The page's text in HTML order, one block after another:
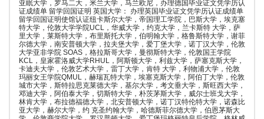
亚眠大学，罗马二大，米兰大学，马兰欧尼，办理德国毕业证文凭学历认
证成绩单 留学回国证明 英国大学： 办理英国毕业证文凭学历认证成绩单
留学回国证明使馆认证纽卡斯尔大学，帝国理工学院，巴斯大学，埃克塞
特大学，伦敦大学学院UCL，华威大学，约克大学，兰卡斯特 大学，萨
里大学，莱斯特大学，布里斯托大学，伯明翰大学，格鲁斯特大学，谢菲
尔德大学，南安普顿大学，拉夫堡大学，爱丁堡大学，诺丁汉大学，伦敦
大学亚非学院 SOAS，格拉斯哥大学，曼彻斯特大学，伦敦国王学院
KCL，皇家霍洛威大学RHUL，阿斯顿大学，利兹大学，萨塞克斯大学，
卡迪夫大学，伦敦艺术大学，雷丁大学，肯特 大学，利物浦大学，伦敦
玛丽女王学院QMUL，赫瑞瓦特大学，埃塞克斯大学，阿伯丁大学，伦敦
城市大学，斯特拉思克莱德大学，基尔大学，考文垂大学，斯旺西大学，
邓迪大学，阿伯泰大学，切斯特大学，朴茨茅斯大学，威尔士班戈大学，
林肯大学，布拉德福德大学，北安普顿大学，诺丁汉特伦特大学，诺森比
亚大学，赫尔大学，约 克圣约翰大学，哈德斯菲尔德大学，伯恩茅斯大